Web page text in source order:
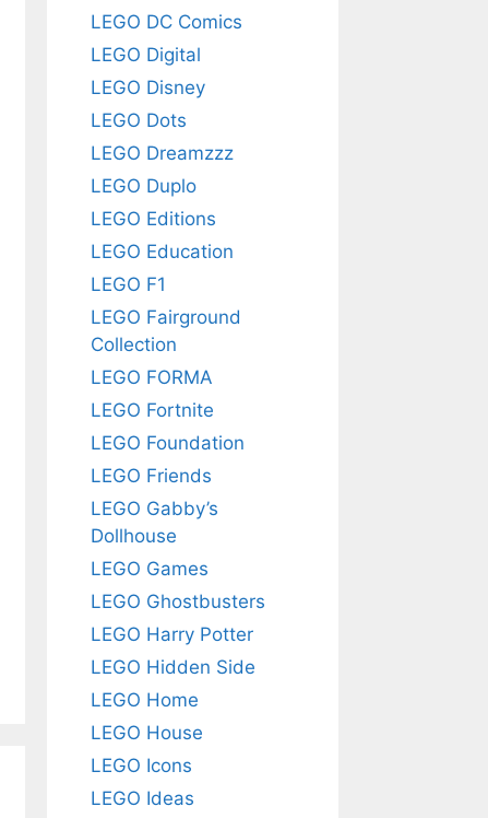
LEGO DC Comics
LEGO Digital
LEGO Disney
LEGO Dots
LEGO Dreamzzz
LEGO Duplo
LEGO Editions
LEGO Education
LEGO F1
LEGO Fairground
Collection
LEGO FORMA
LEGO Fortnite
LEGO Foundation
LEGO Friends
LEGO Gabby’s
Dollhouse
LEGO Games
LEGO Ghostbusters
LEGO Harry Potter
LEGO Hidden Side
LEGO Home
LEGO House
LEGO Icons
LEGO Ideas